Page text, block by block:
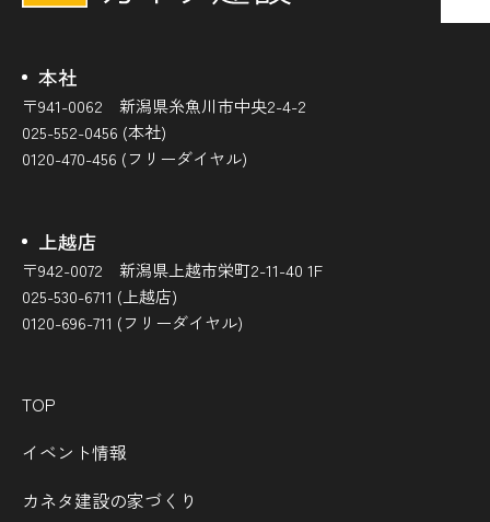
本社
〒941-0062 新潟県糸魚川市中央2-4-2
025-552-0456 (本社)
0120-470-456 (フリーダイヤル)
上越店
〒942-0072 新潟県上越市栄町2-11-40 1F
025-530-6711 (上越店)
0120-696-711 (フリーダイヤル)
TOP
イベント情報
カネタ建設の家づくり